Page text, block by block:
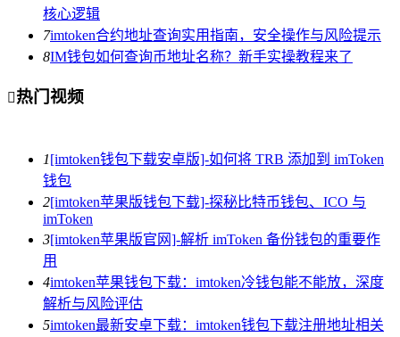
核心逻辑
7imtoken合约地址查询实用指南，安全操作与风险提示
8IM钱包如何查询币地址名称？新手实操教程来了
热门视频
1[imtoken钱包下载安卓版]-如何将 TRB 添加到 imToken
钱包
2[imtoken苹果版钱包下载]-探秘比特币钱包、ICO 与
imToken
3[imtoken苹果版官网]-解析 imToken 备份钱包的重要作
用
4imtoken苹果钱包下载：imtoken冷钱包能不能放，深度
解析与风险评估
5imtoken最新安卓下载：imtoken钱包下载注册地址相关